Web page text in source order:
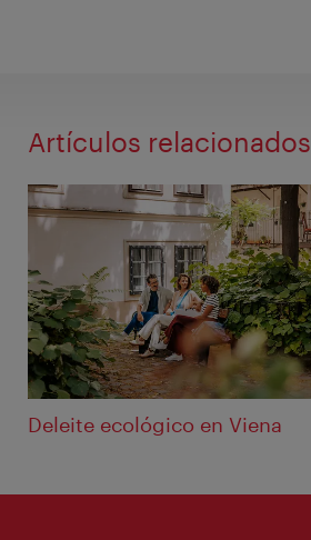
Artículos relacionados
Deleite ecológico en Viena